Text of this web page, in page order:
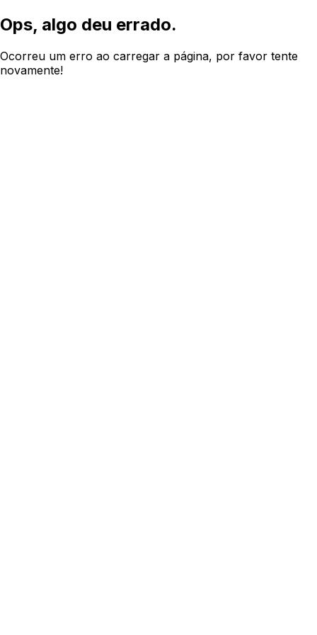
Ops, algo deu errado.
Ocorreu um erro ao carregar a página, por favor tente
novamente!